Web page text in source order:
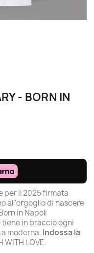
- BORN IN
per il 2025 firmata
all'orgoglio di nascere
in Napoli
tiene in braccio ogni
moderna. Indossa la
WITH LOVE.